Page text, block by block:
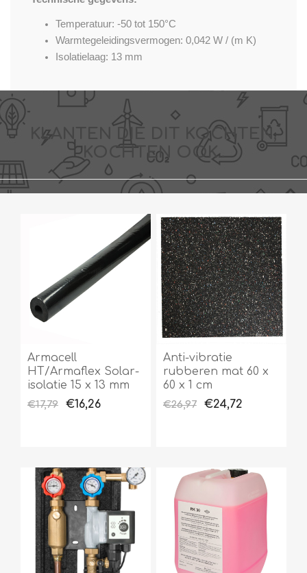
Temperatuur: -50 tot 150°C
Warmtegeleidingsvermogen: 0,042 W / (m K)
Isolatielaag: 13 mm
KLANTEN DIE DIT KOCHTEN,
KOCHTEN OOK..
Armacell
HT/Armaflex Solar-
isolatie 15 x 13 mm
€17,79 €16,26
Anti-vibratie
rubberen mat 60 x
60 x 1 cm
€26,97 €24,72